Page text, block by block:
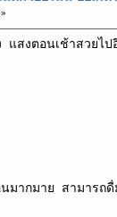
แสงตอนเช้าสวยไ
นมากมาย สามาร